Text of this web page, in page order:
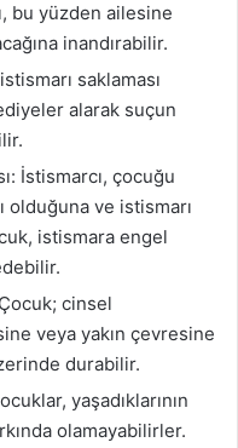
bu yüzden ailesine
inandırabilir.
saklaması
alarak suçun
İstismarcı, çocuğu
olduğuna ve istismarı
istismara engel
cinsel
veya yakın çevresine
durabilir.
yaşadıklarının
olamayabilirler.